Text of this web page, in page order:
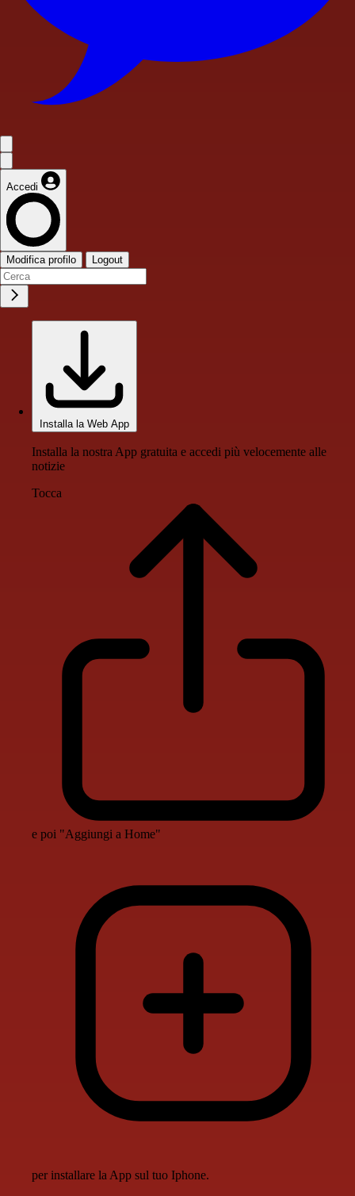
Accedi
Modifica profilo Logout
Installa la Web App
Installa la nostra App gratuita e accedi più velocemente alle
notizie
Tocca
e poi "Aggiungi a Home"
per installare la App sul tuo Iphone.